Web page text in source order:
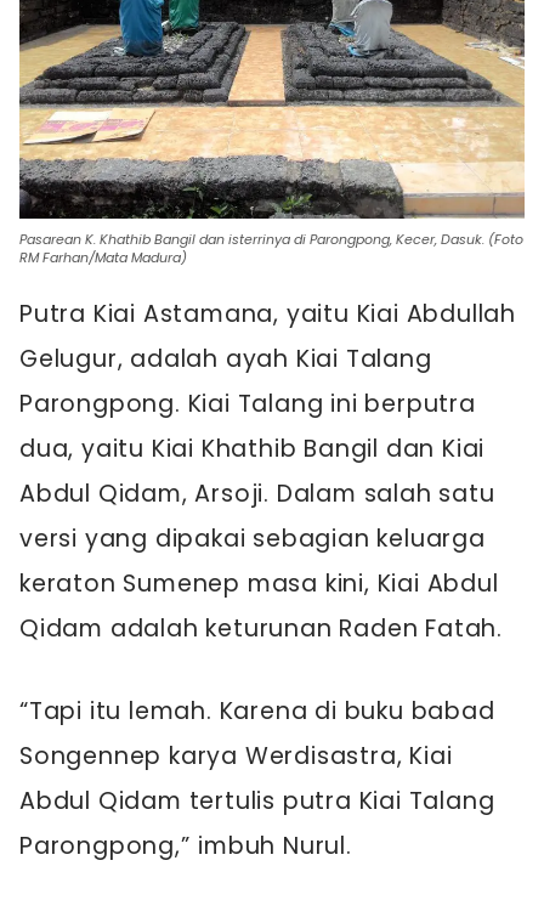
Pasarean K. Khathib Bangil dan isterrinya di Parongpong, Kecer, Dasuk. (Foto
RM Farhan/Mata Madura)
Putra Kiai Astamana, yaitu Kiai Abdullah
Gelugur, adalah ayah Kiai Talang
Parongpong. Kiai Talang ini berputra
dua, yaitu Kiai Khathib Bangil dan Kiai
Abdul Qidam, Arsoji. Dalam salah satu
versi yang dipakai sebagian keluarga
keraton Sumenep masa kini, Kiai Abdul
Qidam adalah keturunan Raden Fatah.
“Tapi itu lemah. Karena di buku babad
Songennep karya Werdisastra, Kiai
Abdul Qidam tertulis putra Kiai Talang
Parongpong,” imbuh Nurul.